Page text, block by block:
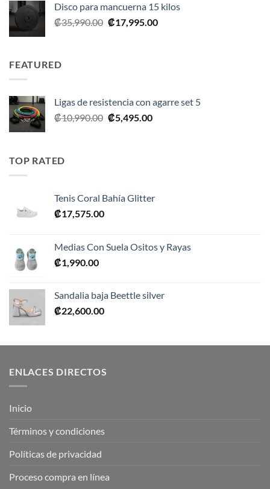
Disco para mancuerna 15 kilos
₡35,990.00 El
₡17,995.00El
FEATURED
Ligas de resistencia con agarre set 5
₡10,990.00 El
₡5,495.00El
TOP RATED
Tenis Coral Bahía Glitter
₡17,575.00
Medias Con Suela Ositos y Rayas
₡1,990.00
Sandalia baja Beettle silver
₡22,600.00
ENLACES DIRECTOS
Inicio
Términos y condiciones
Políticas de privacidad
Proceso compra en línea